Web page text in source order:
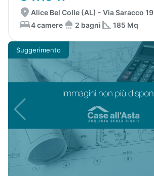
Alice Bel Colle (AL) - Via Saracco 19
4 camere
2 bagni 185 Mq
Suggerimento